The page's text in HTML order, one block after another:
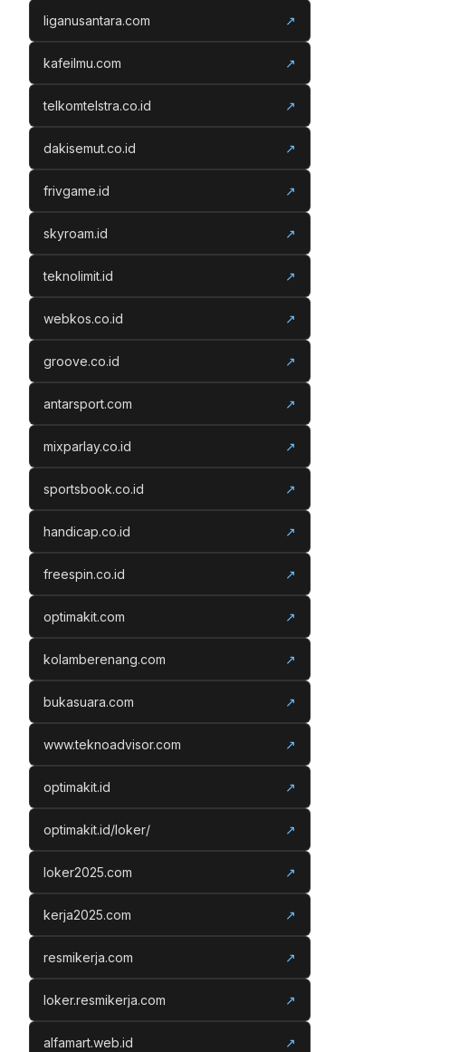
liganusantara.com ↗
kafeilmu.com ↗
telkomtelstra.co.id ↗
dakisemut.co.id ↗
frivgame.id ↗
skyroam.id ↗
teknolimit.id ↗
webkos.co.id ↗
groove.co.id ↗
antarsport.com ↗
mixparlay.co.id ↗
sportsbook.co.id ↗
handicap.co.id ↗
freespin.co.id ↗
optimakit.com ↗
kolamberenang.com ↗
bukasuara.com ↗
www.teknoadvisor.com ↗
optimakit.id ↗
optimakit.id/loker/ ↗
loker2025.com ↗
kerja2025.com ↗
resmikerja.com ↗
loker.resmikerja.com ↗
alfamart.web.id ↗